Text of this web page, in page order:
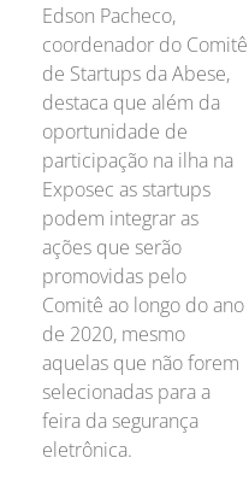
Edson Pacheco,
coordenador do Comitê
de Startups da Abese,
destaca que além da
oportunidade de
participação na ilha na
Exposec as startups
podem integrar as
ações que serão
promovidas pelo
Comitê ao longo do ano
de 2020, mesmo
aquelas que não forem
selecionadas para a
feira da segurança
eletrônica.